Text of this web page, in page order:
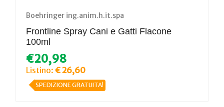
Boehringer ing.anim.h.it.spa
Frontline Spray Cani e Gatti Flacone
100ml
€20,98
Listino: € 26,60
SPEDIZIONE GRATUITA!